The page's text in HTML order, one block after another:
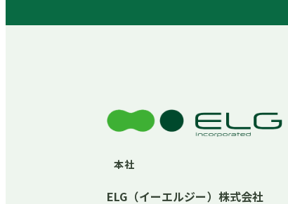
本社
ELG（イーエルジー）株式会社